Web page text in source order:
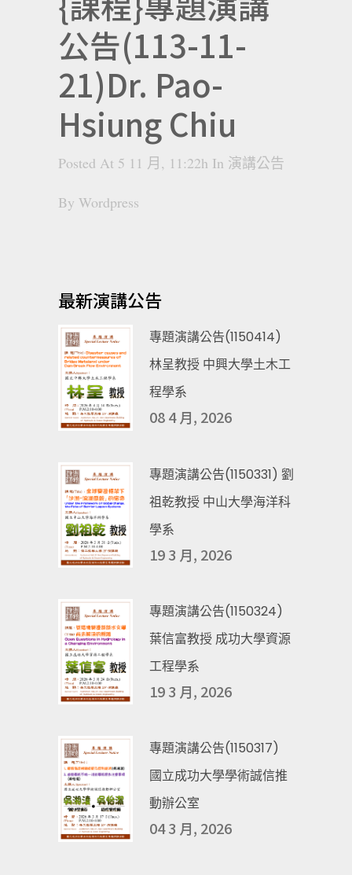
公告(113-11-
21)Dr. Pao-
Hsiung Chiu
Posted At 5 11 月, 11:22h In 演講公告
By Wordpress
最新演講公告
專題演講公告(1150414)
林呈教授 中興大學土木工
程學系
08 4 月, 2026
專題演講公告(1150331) 劉
祖乾教授 中山大學海洋科
學系
19 3 月, 2026
專題演講公告(1150324)
葉信富教授 成功大學資源
工程學系
19 3 月, 2026
專題演講公告(1150317)
國立成功大學學術誠信推
動辦公室
04 3 月, 2026